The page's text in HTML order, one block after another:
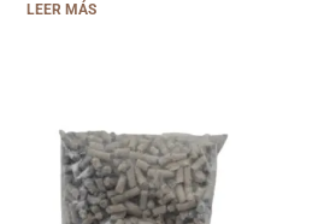
LEER MÁS